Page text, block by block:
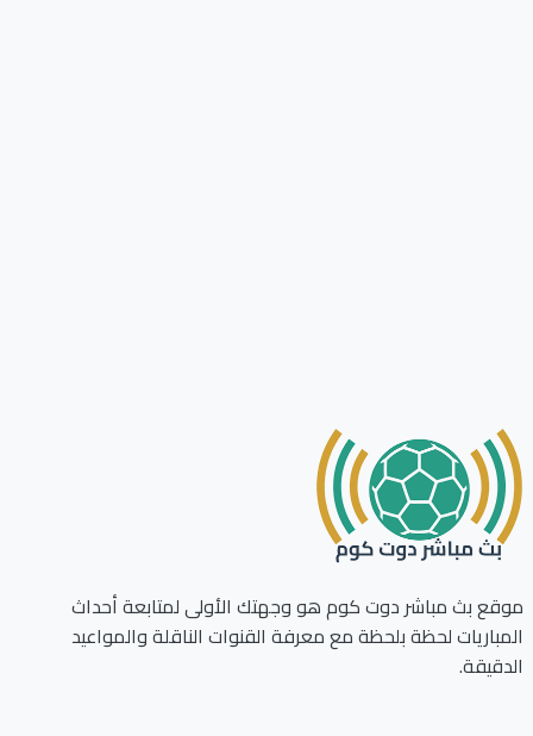
بث مباشر دوت كوم هو وجهتك الأولى لمتابعة أحداث
لحظة بلحظة مع معرفة القنوات الناقلة والمواعيد